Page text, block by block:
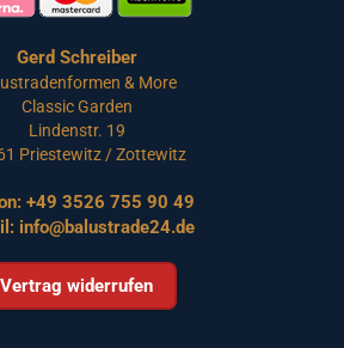
Gerd Schreiber
& More
Classic Garden
Lindenstr. 19
Priestewitz / Zottewitz
+49 3526 755 90 49
info@balustrade24.de
Vertrag widerrufen